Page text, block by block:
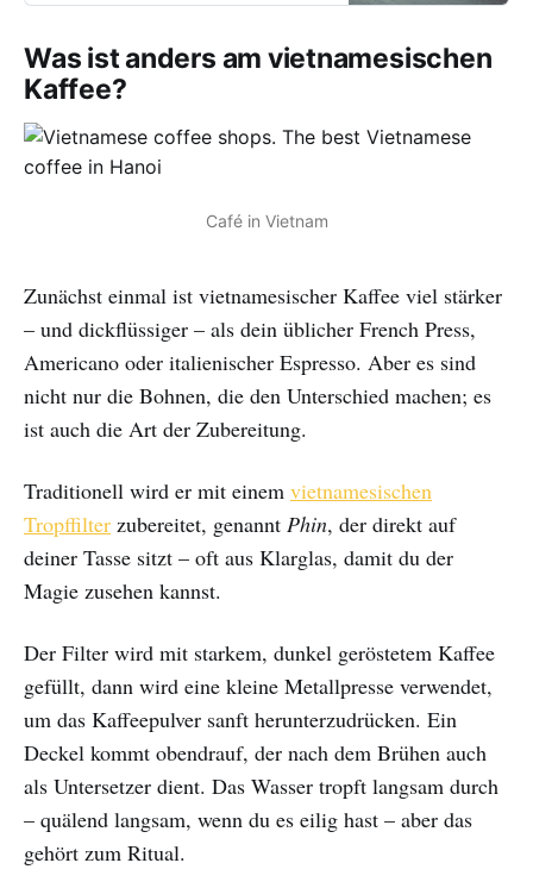
times, you’ll soon discover a
looking towards a bright
Was ist anders am vietnamesischen
Kaffee?
Café in Vietnam
Zunächst einmal ist vietnamesischer Kaffee viel stärker
– und dickflüssiger – als dein üblicher French Press,
Americano oder italienischer Espresso. Aber es sind
nicht nur die Bohnen, die den Unterschied machen; es
ist auch die Art der Zubereitung.
Traditionell wird er mit einem vietnamesischen
Tropffilter zubereitet, genannt Phin, der direkt auf
deiner Tasse sitzt – oft aus Klarglas, damit du der
Magie zusehen kannst.
Der Filter wird mit starkem, dunkel geröstetem Kaffee
gefüllt, dann wird eine kleine Metallpresse verwendet,
um das Kaffeepulver sanft herunterzudrücken. Ein
Deckel kommt obendrauf, der nach dem Brühen auch
als Untersetzer dient. Das Wasser tropft langsam durch
– quälend langsam, wenn du es eilig hast – aber das
gehört zum Ritual.